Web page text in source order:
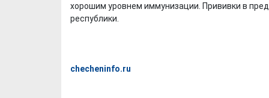
хорошим уровнем иммунизации. Прививки в
республики.
checheninfo.ru